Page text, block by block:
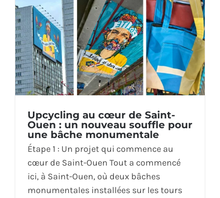
Upcycling au cœur de Saint-
Ouen : un nouveau souffle pour
une bâche monumentale
Étape 1 : Un projet qui commence au
cœur de Saint-Ouen Tout a commencé
ici, à Saint-Ouen, où deux bâches
monumentales installées sur les tours